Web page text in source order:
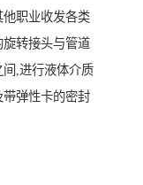
职业收发各类
转接头与管道
,进行液体介质
弹性卡的密封